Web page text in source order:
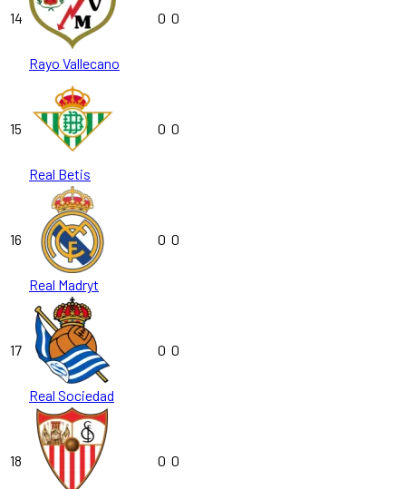
14
Rayo Vallecano
0 0
15
Real Betis
0 0
16
Real Madryt
0 0
17
Real Sociedad
0 0
18 0 0